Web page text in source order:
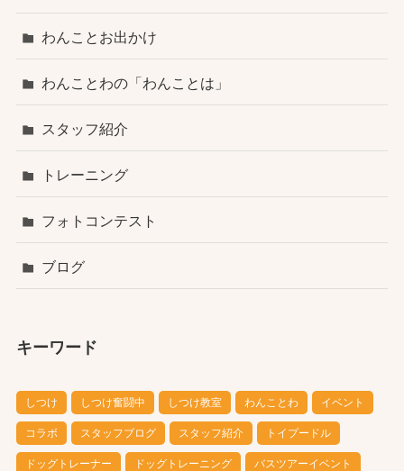
わんことお出かけ
わんことわの「わんことは」
スタッフ紹介
トレーニング
フォトコンテスト
ブログ
キーワード
しつけ しつけ奮闘中 しつけ教室 わんことわ イベント
コラボ スタッフブログ スタッフ紹介 トイプードル
ドッグトレーナー ドッグトレーニング バスツアーイベント